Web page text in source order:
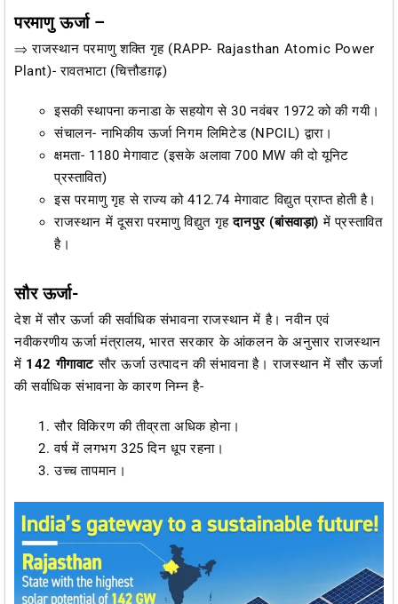
परमाणु ऊर्जा –
⇒ राजस्थान परमाणु शक्ति गृह (RAPP- Rajasthan Atomic Power
Plant)- रावतभाटा (चित्तौडग़ढ़)
इसकी स्थापना कनाडा के सहयोग से 30 नवंबर 1972 को की गयी।
संचालन- नाभिकीय ऊर्जा निगम लिमिटेड (NPCIL) द्वारा।
क्षमता- 1180 मेगावाट (इसके अलावा 700 MW की दो यूनिट
प्रस्तावित)
इस परमाणु गृह से राज्य को 412.74 मेगावाट विद्युत प्राप्त होती है।
राजस्थान में दूसरा परमाणु विद्युत गृहदानपुर (बांसवाड़ा) में प्रस्तावित
है।
सौर ऊर्जा-
देश में सौर ऊर्जा की सर्वाधिक संभावना राजस्थान में है। नवीन एवं
नवीकरणीय ऊर्जा मंत्रालय, भारत सरकार के आंकलन के अनुसार राजस्थान
में 142 गीगावाट सौर ऊर्जा उत्पादन की संभावना है। राजस्थान में सौर ऊर्जा
की सर्वाधिक संभावना के कारण निम्न है-
सौर विकिरण की तीव्रता अधिक होना।
वर्ष में लगभग 325 दिन धूप रहना।
उच्च तापमान।